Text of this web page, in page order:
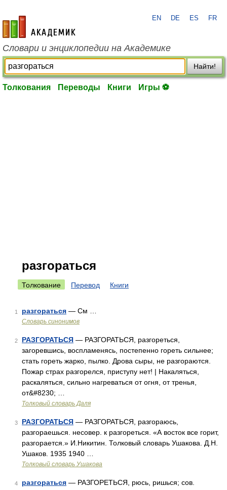
academic.ru
EN DE ES FR
Словари и энциклопедии на Академике
Найти!
Толкования Переводы Книги Игры ⚽
разгораться
Толкование Перевод Книги
1 разгораться — См …
Словарь синонимов
2 РАЗГОРАТЬСЯ — РАЗГОРАТЬСЯ, разгореться,
загоревшись, воспламенясь, постепенно гореть сильнее;
стать гореть жарко, пылко. Дрова сыры, не разгораются.
Пожар страх разгорелся, приступу нет! | Накаляться,
раскаляться, сильно нагреваться от огня, от тренья,
от&#8230; …
Толковый словарь Даля
3 РАЗГОРАТЬСЯ — РАЗГОРАТЬСЯ, разгораюсь,
разгораешься. несовер. к разгореться. «А восток все горит,
разгорается.» И.Никитин. Толковый словарь Ушакова. Д.Н.
Ушаков. 1935 1940 …
Толковый словарь Ушакова
4 разгораться — РАЗГОРЕТЬСЯ, рюсь, ришься; сов.